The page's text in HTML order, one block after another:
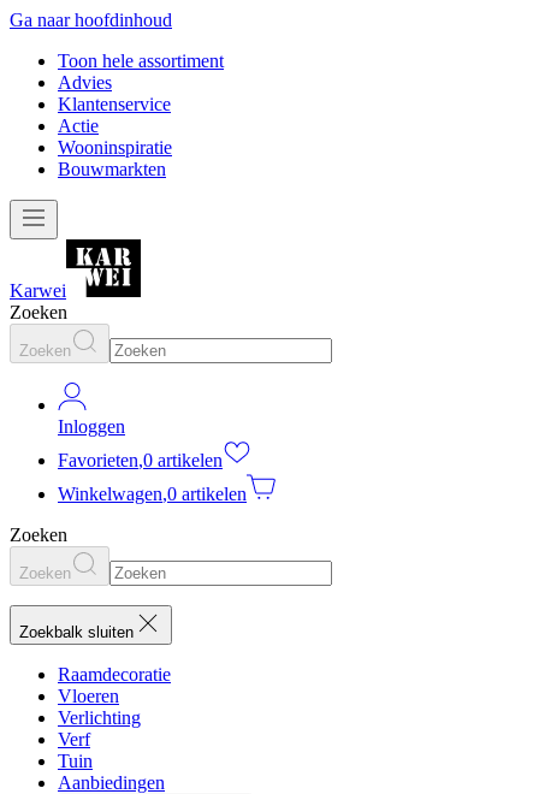
Ga naar hoofdinhoud
Toon hele assortiment
Advies
Klantenservice
Actie
Wooninspiratie
Bouwmarkten
Karwei
Zoeken
Zoeken
Inloggen
Favorieten,0 artikelen
Winkelwagen,0 artikelen
Zoeken
Zoeken
Zoekbalk sluiten
Raamdecoratie
Vloeren
Verlichting
Verf
Tuin
Aanbiedingen